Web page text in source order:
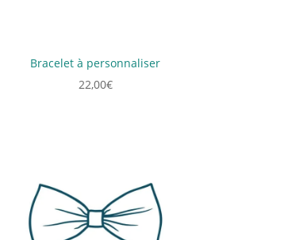
Bracelet à personnaliser
22,00€